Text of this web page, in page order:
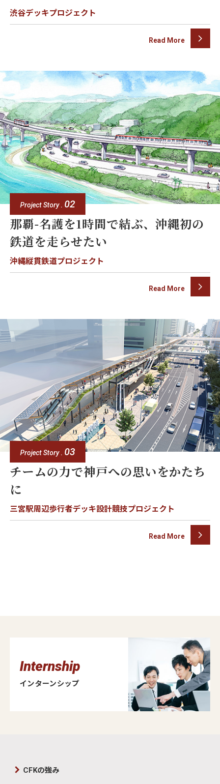
渋谷デッキプロジェクト
Read More
Project Story . 02
那覇-名護を1時間で結ぶ、沖縄初の
鉄道を走らせたい
沖縄縦貫鉄道プロジェクト
Read More
Project Story . 03
チームの力で神戸への思いをかたち
に
​​三宮駅周辺歩行者デッキ設計競技プロジェクト
Read More
Internship
インターンシップ
CFKの強み